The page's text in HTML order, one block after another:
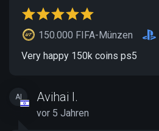
150.000 FIFA-Münzen
Very happy 150k coins ps5
AI Avihai I.
vor 5 Jahren